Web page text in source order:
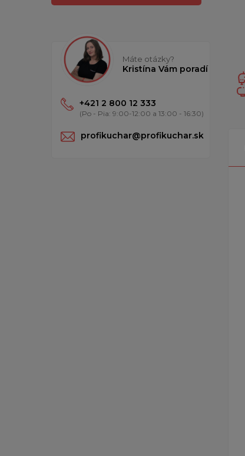
Máte otázky?
Kristína Vám poradí
+421 2 800 12 333
(Po - Pia: 9:00-12:00 a 13:00 - 16:30)
profikuchar@profikuchar.sk